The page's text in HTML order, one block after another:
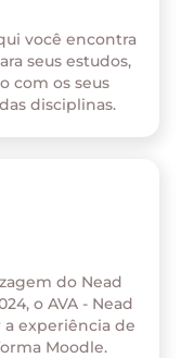
você encontra
seus estudos,
com os seus
disciplinas.
do Nead
o AVA - Nead
a experiência de
Moodle.